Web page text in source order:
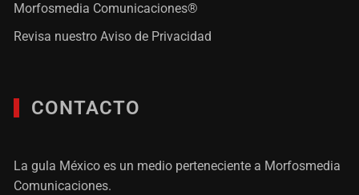
Morfosmedia Comunicaciones®
Revisa nuestroAviso de Privacidad
CONTACTO
La gula México es un medio perteneciente a Morfosmedia
Comunicaciones.